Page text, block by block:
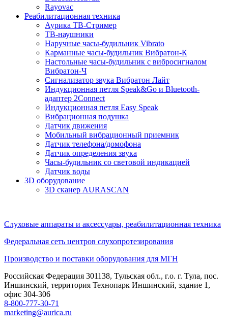
Rayovac
Реабилитационная техника
Аурика ТВ-Стример
ТВ-наушники
Наручные часы-будильник Vibrato
Карманные часы-будильник Вибратон-К
Настольные часы-будильник с вибросигналом
Вибратон-Ч
Сигнализатор звука Вибратон Лайт
Индукционная петля Speak&Go и Bluetooth-
адаптер 2Connect
Индукционная петля Easy Speak
Вибрационная подушка
Датчик движения
Мобильный вибрационный приемник
Датчик телефона/домофона
Датчик определения звука
Часы-будильник со световой индикацией
Датчик воды
3D оборудование
3D сканер AURASCAN
Слуховые аппараты и аксессуары, реабилитационная техника
Федеральная сеть центров слухопротезирования
Производство и поставки оборудования для МГН
Российская Федерация 301138, Тульская обл., г.о. г. Тула, пос.
Иншинский, территория Технопарк Иншинский, здание 1,
офис 304-306
8-800-777-30-71
marketing@aurica.ru